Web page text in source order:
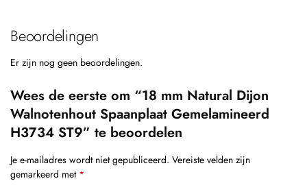
Beoordelingen
Er zijn nog geen beoordelingen.
Wees de eerste om “18 mm Natural Dijon
Walnotenhout Spaanplaat Gemelamineerd
H3734 ST9” te beoordelen
Je e-mailadres wordt niet gepubliceerd. Vereiste velden zijn
gemarkeerd met *